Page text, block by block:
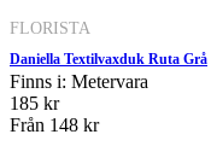
FLORISTA
Daniella Textilvaxduk Ruta Grå
Finns i: Metervara
185 kr
Från 148 kr